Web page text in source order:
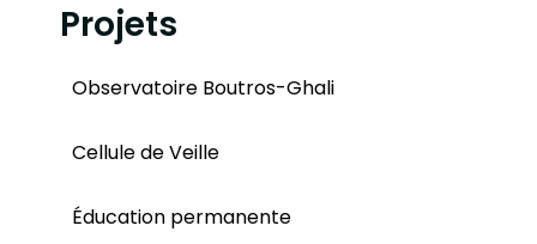
Projets
Observatoire Boutros-Ghali
Cellule de Veille
Éducation permanente